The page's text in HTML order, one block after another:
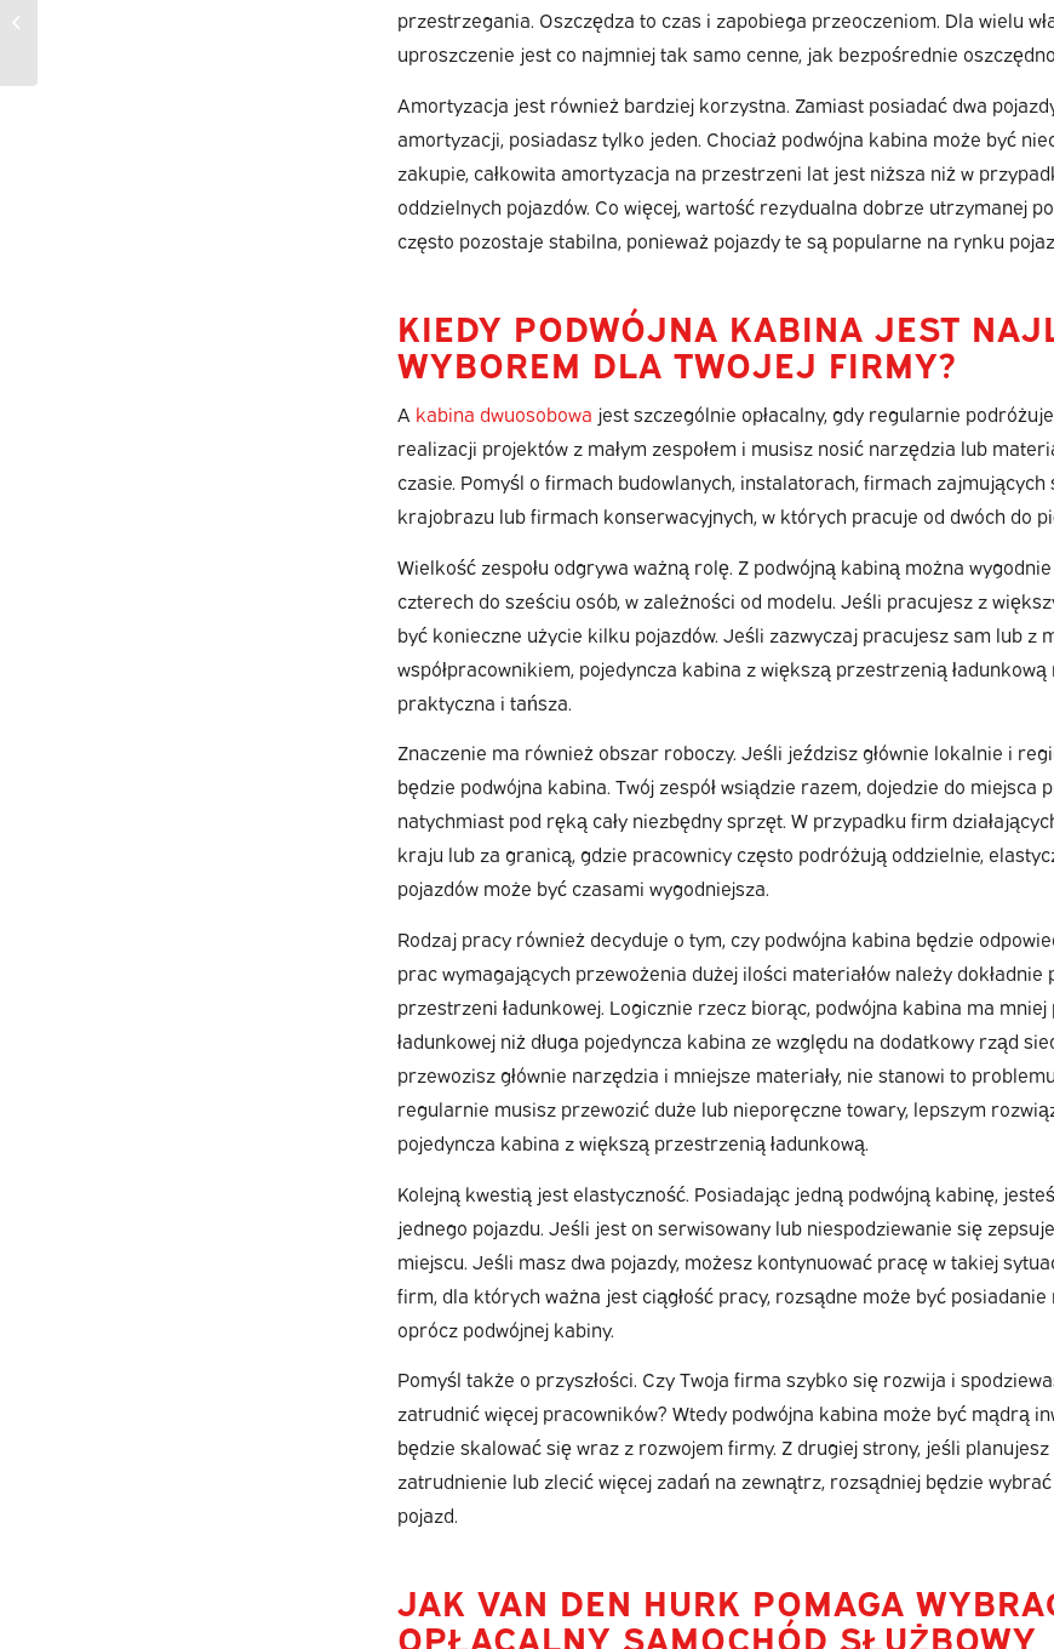
przestrzegania. Oszczędza to czas i zapobiega przeoczeniom. Dla wielu
uproszczenie jest co najmniej tak samo cenne, jak bezpośrednie
Amortyzacja jest również bardziej korzystna. Zamiast posiadać dwa
amortyzacji, posiadasz tylko jeden. Chociaż podwójna kabina może być
zakupie, całkowita amortyzacja na przestrzeni lat jest niższa niż w
oddzielnych pojazdów. Co więcej, wartość rezydualna dobrze utrzymanej
często pozostaje stabilna, ponieważ pojazdy te są popularne na rynku
KIEDY PODWÓJNA KABINA JEST
WYBOREM DLA TWOJEJ FIRMY?
A kabina dwuosobowa jest szczególnie opłacalny, gdy regularnie
realizacji projektów z małym zespołem i musisz nosić narzędzia lub
czasie. Pomyśl o firmach budowlanych, instalatorach, firmach zajmujących
krajobrazu lub firmach konserwacyjnych, w których pracuje od dwóch do
Wielkość zespołu odgrywa ważną rolę. Z podwójną kabiną można
czterech do sześciu osób, w zależności od modelu. Jeśli pracujesz z
być konieczne użycie kilku pojazdów. Jeśli zazwyczaj pracujesz sam lub z
współpracownikiem, pojedyncza kabina z większą przestrzenią
praktyczna i tańsza.
Znaczenie ma również obszar roboczy. Jeśli jeździsz głównie lokalnie i
będzie podwójna kabina. Twój zespół wsiądzie razem, dojedzie do miejsca
natychmiast pod ręką cały niezbędny sprzęt. W przypadku firm
kraju lub za granicą, gdzie pracownicy często podróżują oddzielnie,
pojazdów może być czasami wygodniejsza.
Rodzaj pracy również decyduje o tym, czy podwójna kabina będzie
prac wymagających przewożenia dużej ilości materiałów należy dokładnie
przestrzeni ładunkowej. Logicznie rzecz biorąc, podwójna kabina ma
ładunkowej niż długa pojedyncza kabina ze względu na dodatkowy rząd
przewozisz głównie narzędzia i mniejsze materiały, nie stanowi to
regularnie musisz przewozić duże lub nieporęczne towary, lepszym
pojedyncza kabina z większą przestrzenią ładunkową.
Kolejną kwestią jest elastyczność. Posiadając jedną podwójną kabinę,
jednego pojazdu. Jeśli jest on serwisowany lub niespodziewanie się
miejscu. Jeśli masz dwa pojazdy, możesz kontynuować pracę w takiej
firm, dla których ważna jest ciągłość pracy, rozsądne może być
oprócz podwójnej kabiny.
Pomyśl także o przyszłości. Czy Twoja firma szybko się rozwija i
zatrudnić więcej pracowników? Wtedy podwójna kabina może być mądrą
będzie skalować się wraz z rozwojem firmy. Z drugiej strony, jeśli
zatrudnienie lub zlecić więcej zadań na zewnątrz, rozsądniej będzie
pojazd.
JAK VAN DEN HURK POMAGA
OPŁACALNY SAMOCHÓD SŁUŻBOWY